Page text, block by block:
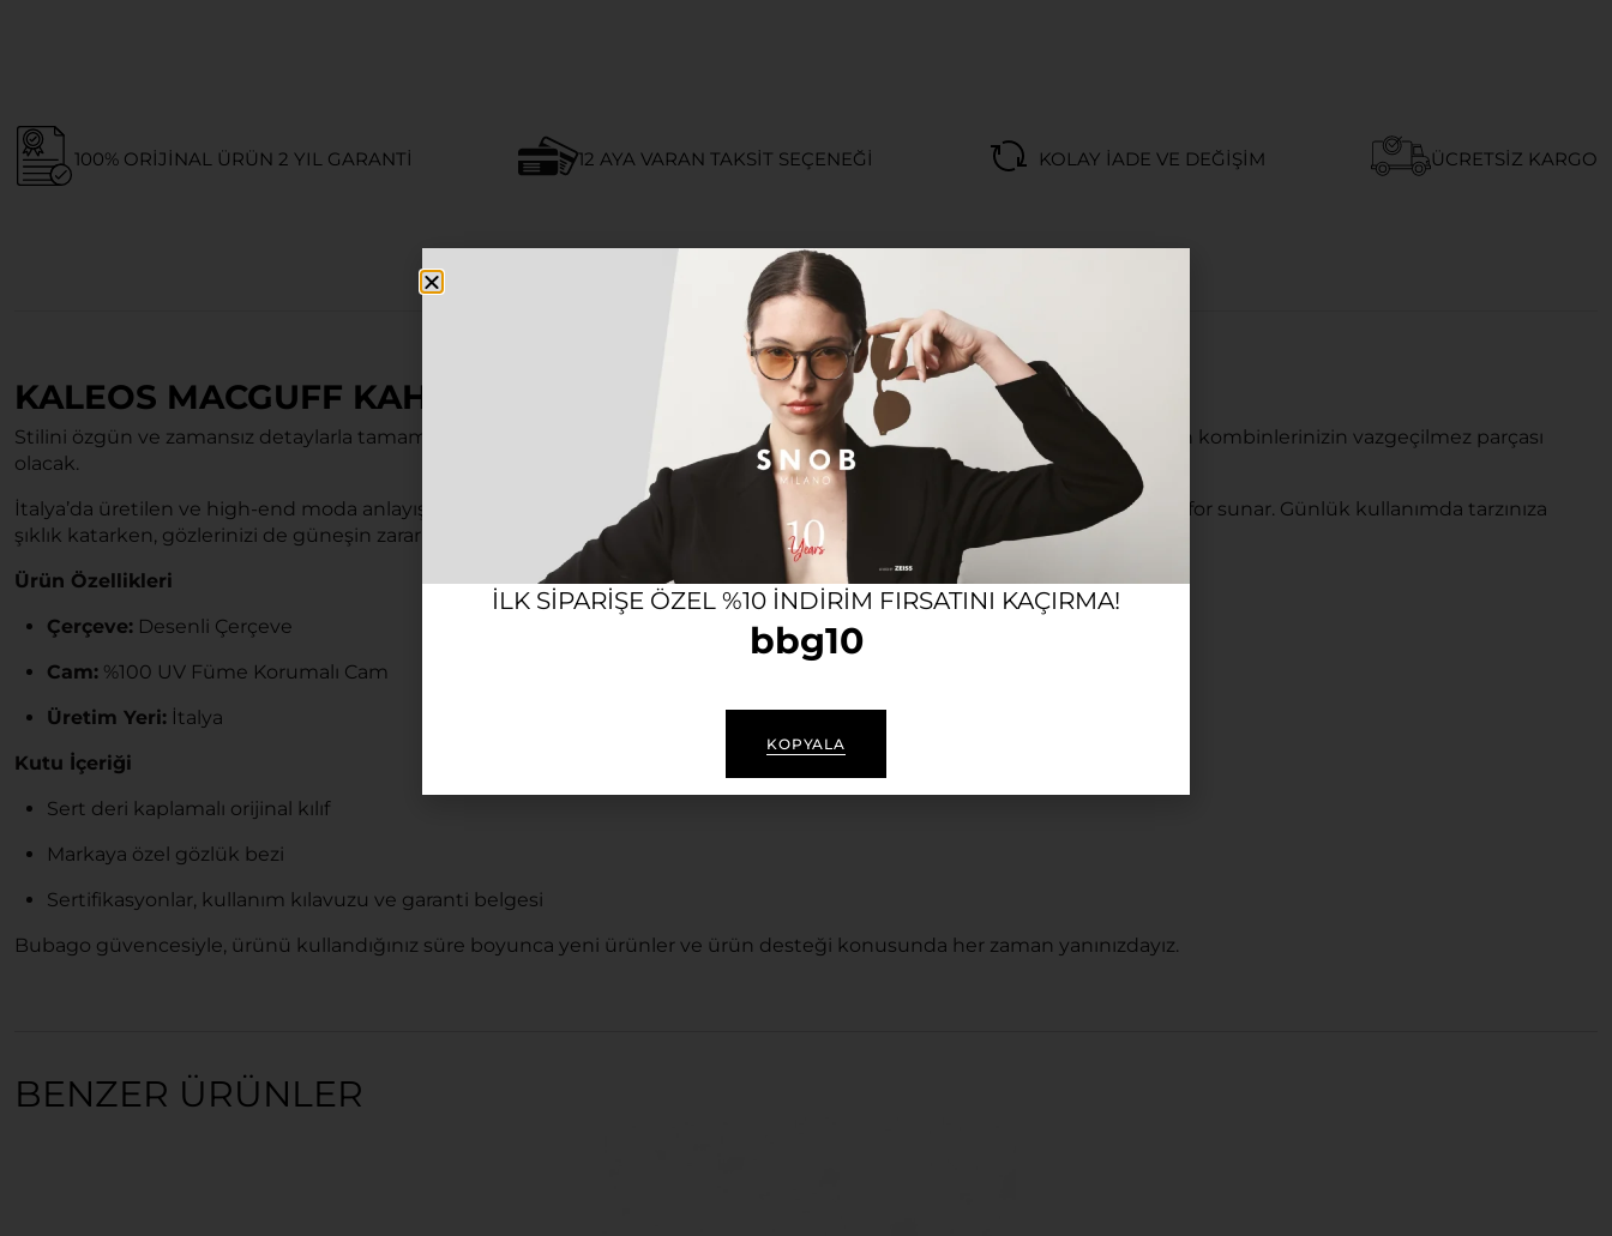
100% ORIJINAL ÜRÜN 2 YIL GARANTI 12 AYA VARAN TAKSIT SEÇENEĞI KOLAY İADE VE DEĞIŞIM ÜCRETSIZ KARGO
Açıklama Ek bilgi
KALEOS MACGUFF KAHVERENGI KADIN GÜNEŞ GÖZLÜĞÜ
Stilini özgün ve zamansız detaylarla tamamlamak isteyen herkes için tasarlanan bu özel model, hem klasik hem de modern kombinlerinizin vazgeçilmez parçası
olacak.
İtalya’da üretilen ve high-end moda anlayışını yansıtan gözlük; hafif, dayanıklı ve ergonomik yapısıyla gün boyu yüksek konfor sunar. Günlük kullanımda tarzınıza
şıklık katarken, gözlerinizi de güneşin zararlı etkilerinden korur.
Ürün Özellikleri
Çerçeve: Desenli Çerçeve
Cam: %100 UV Füme Korumalı Cam
Üretim Yeri: İtalya
Kutu İçeriği
Sert deri kaplamalı orijinal kılıf
Markaya özel gözlük bezi
Sertifikasyonlar, kullanım kılavuzu ve garanti belgesi
Bubago güvencesiyle, ürünü kullandığınız süre boyunca yeni ürünler ve ürün desteği konusunda her zaman yanınızdayız.
BENZER ÜRÜNLER
ILK SIPARIŞE ÖZEL %10 INDIRIM FIRSATINI KAÇIRMA!
bbg10
KOPYALA